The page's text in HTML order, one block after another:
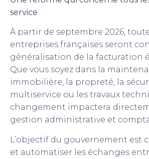
service
À partir de septembre 2026,
entreprises françaises seront
généralisation de la facturation
Que vous soyez dans la
immobilière, la propreté, la
multiservice ou les travaux
changement impactera
gestion administrative et
L’objectif du gouvernement est
et automatiser les échanges